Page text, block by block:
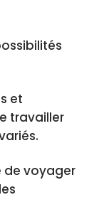
et
travailler
de voyager